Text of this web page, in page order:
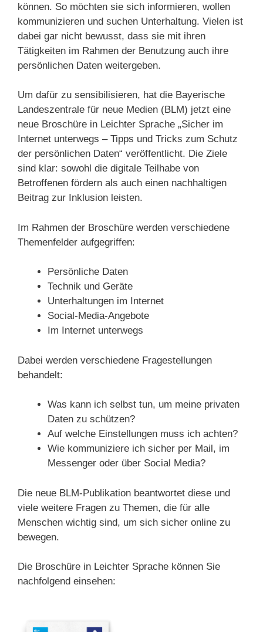
können. So möchten sie sich informieren, wollen
kommunizieren und suchen Unterhaltung. Vielen ist
dabei gar nicht bewusst, dass sie mit ihren
Tätigkeiten im Rahmen der Benutzung auch ihre
persönlichen Daten weitergeben.
Um dafür zu sensibilisieren, hat die Bayerische
Landeszentrale für neue Medien (BLM) jetzt eine
neue Broschüre in Leichter Sprache „Sicher im
Internet unterwegs – Tipps und Tricks zum Schutz
der persönlichen Daten“ veröffentlicht. Die Ziele
sind klar: sowohl die digitale Teilhabe von
Betroffenen fördern als auch einen nachhaltigen
Beitrag zur Inklusion leisten.
Im Rahmen der Broschüre werden verschiedene
Themenfelder aufgegriffen:
Persönliche Daten
Technik und Geräte
Unterhaltungen im Internet
Social-Media-Angebote
Im Internet unterwegs
Dabei werden verschiedene Fragestellungen
behandelt:
Was kann ich selbst tun, um meine privaten
Daten zu schützen?
Auf welche Einstellungen muss ich achten?
Wie kommuniziere ich sicher per Mail, im
Messenger oder über Social Media?
Die neue BLM-Publikation beantwortet diese und
viele weitere Fragen zu Themen, die für alle
Menschen wichtig sind, um sich sicher online zu
bewegen.
Die Broschüre in Leichter Sprache können Sie
nachfolgend einsehen: